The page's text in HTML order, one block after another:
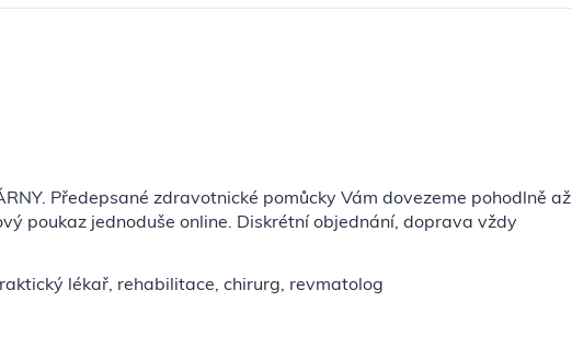
Předepsané zdravotnické pomůcky Vám dovezeme pohodlně až
poukaz jednoduše online. Diskrétní objednání, doprava vždy
lékař, rehabilitace, chirurg, revmatolog